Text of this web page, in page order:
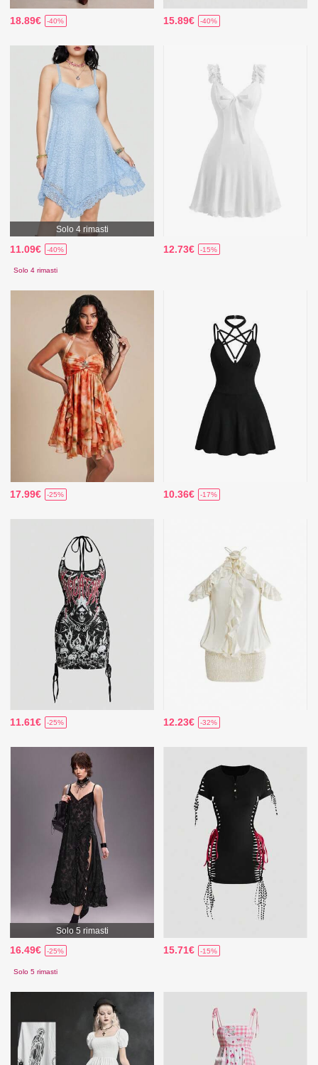
18.89€ -40% 15.89€ -40%
Solo 4 rimasti
11.09€ -40%
Solo 4 rimasti
12.73€ -15%
17.99€ -25% 10.36€ -17%
11.61€ -25% 12.23€ -32%
Solo 5 rimasti
16.49€ -25%
Solo 5 rimasti
15.71€ -15%